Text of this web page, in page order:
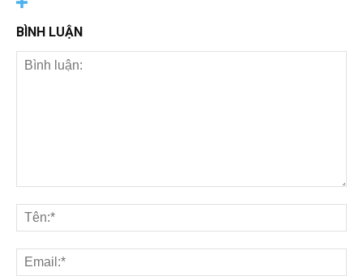
BÌNH LUẬN